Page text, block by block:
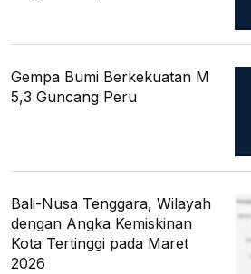
Gempa Bumi Berkekuatan M
5,3 Guncang Peru
Bali-Nusa Tenggara, Wilayah
dengan Angka Kemiskinan
Kota Tertinggi pada Maret
2026